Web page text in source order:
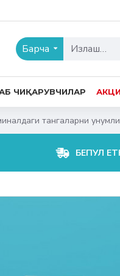
Барча
ЧИҚАРУВЧИЛАР
тангаларни
БЕПУЛ